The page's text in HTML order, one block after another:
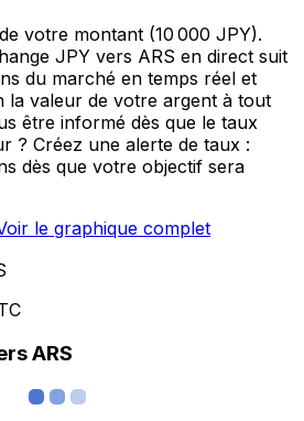
votre montant (10 000 JPY).
JPY vers ARS en direct suit
du marché en temps réel et
la valeur de votre argent à tout
être informé dès que le taux
? Créez une alerte de taux :
dès que votre objectif sera
le graphique complet
ARS